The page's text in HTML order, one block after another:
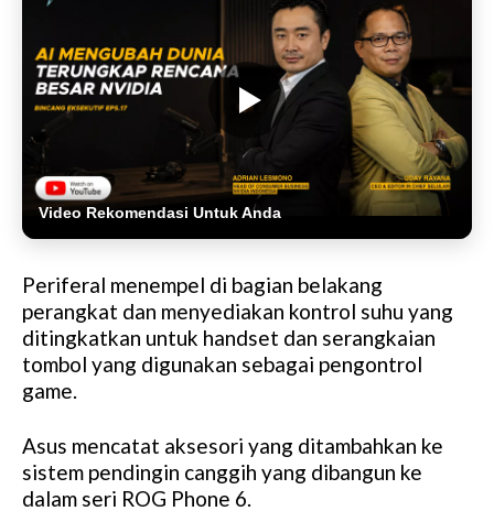
Video Rekomendasi Untuk Anda
Periferal menempel di bagian belakang
perangkat dan menyediakan kontrol suhu yang
ditingkatkan untuk handset dan serangkaian
tombol yang digunakan sebagai pengontrol
game.
Asus mencatat aksesori yang ditambahkan ke
sistem pendingin canggih yang dibangun ke
dalam seri ROG Phone 6.